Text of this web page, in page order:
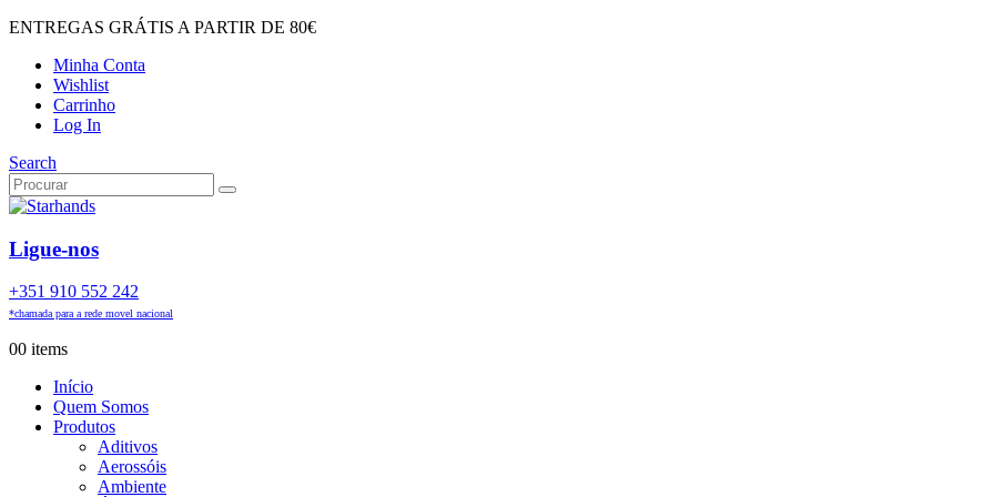
ENTREGAS GRÁTIS A PARTIR DE 80€
Minha Conta
Wishlist
Carrinho
Log In
Search
Ligue-nos
+351 910 552 242
*chamada para a rede movel nacional
00 items
Início
Quem Somos
Produtos
Aditivos
Aerossóis
Ambiente